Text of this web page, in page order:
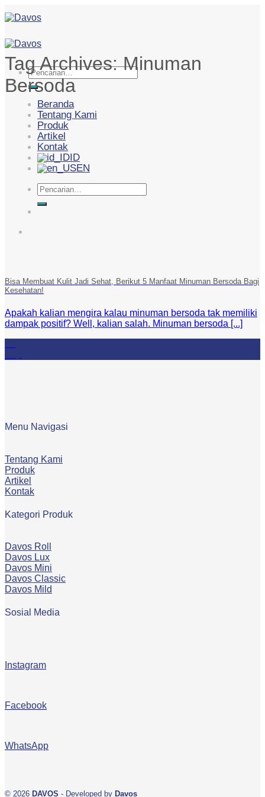
to
Pencarian
untuk:
Beranda
Tentang Kami
Produk
Artikel
Kontak
ID
EN
Pencarian
untuk:
Tag Archives:Minuman
Bersoda
Bisa Membuat Kulit Jadi Sehat, Berikut 5 Manfaat Minuman Bersoda Bagi
Kesehatan!
Apakah kalian mengira kalau minuman bersoda tak memiliki
dampak positif? Well, kalian salah. Minuman bersoda [...]
Menu Navigasi
Tentang Kami
Produk
Artikel
Kontak
Kategori Produk
Davos Roll
Davos Lux
Davos Mini
Davos Classic
Davos Mild
Sosial Media
Instagram
Facebook
WhatsApp
© 2026 DAVOS - Developed by Davos